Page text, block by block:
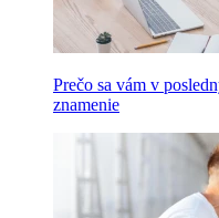
Prečo sa vám v
znamenie